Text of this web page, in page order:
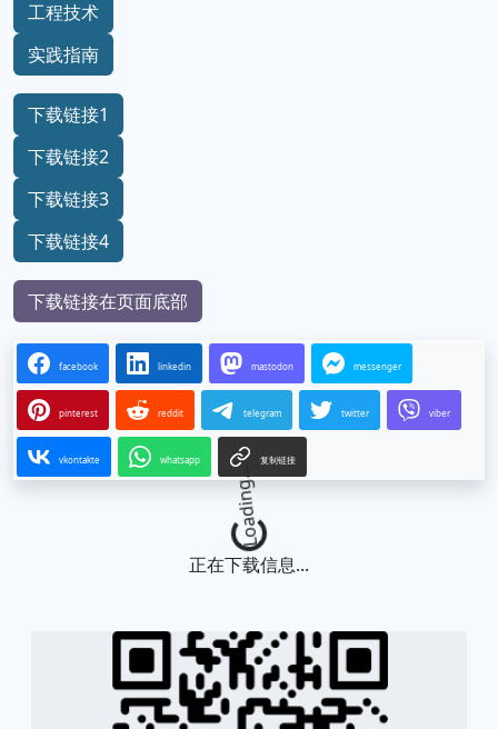
工程技术
实践指南
下载链接1
下载链接2
下载链接3
下载链接4
下载链接在页面底部
facebook linkedin mastodon messenger
pinterest reddit telegram twitter viber
vkontakte whatsapp 复制链接
Loading...
正在下载信息...